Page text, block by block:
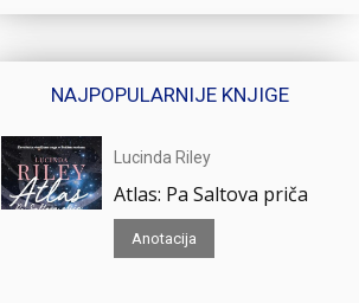
NAJPOPULARNIJE KNJIGE
Lucinda Riley
Atlas: Pa Saltova priča
Anotacija